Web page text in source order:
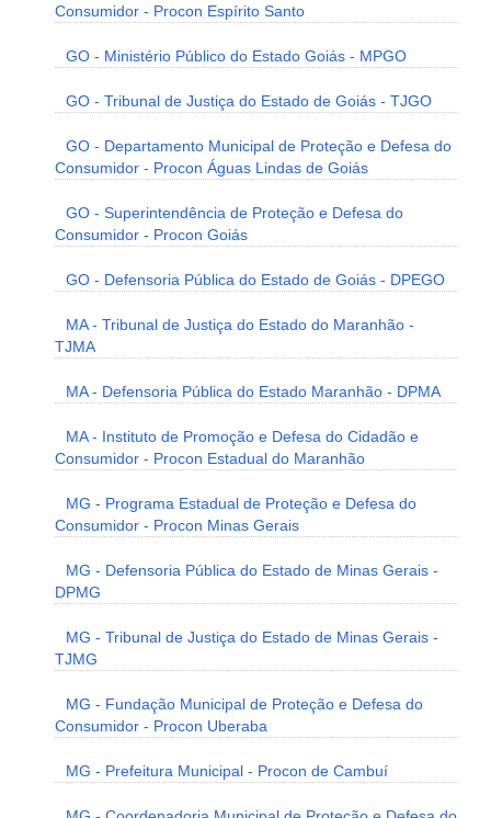
Consumidor - Procon Espírito Santo
GO - Ministério Público do Estado Goiás - MPGO
GO - Tribunal de Justiça do Estado de Goiás - TJGO
GO - Departamento Municipal de Proteção e Defesa do
Consumidor - Procon Águas Lindas de Goiás
GO - Superintendência de Proteção e Defesa do
Consumidor - Procon Goiás
GO - Defensoria Pública do Estado de Goiás - DPEGO
MA - Tribunal de Justiça do Estado do Maranhão -
TJMA
MA - Defensoria Pública do Estado Maranhão - DPMA
MA - Instituto de Promoção e Defesa do Cidadão e
Consumidor - Procon Estadual do Maranhão
MG - Programa Estadual de Proteção e Defesa do
Consumidor - Procon Minas Gerais
MG - Defensoria Pública do Estado de Minas Gerais -
DPMG
MG - Tribunal de Justiça do Estado de Minas Gerais -
TJMG
MG - Fundação Municipal de Proteção e Defesa do
Consumidor - Procon Uberaba
MG - Prefeitura Municipal - Procon de Cambuí